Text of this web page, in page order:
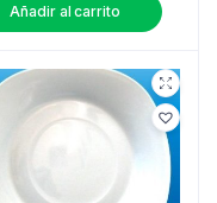
Añadir al carrito